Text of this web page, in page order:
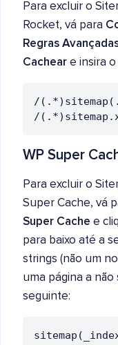
Para excluir o
Rocket, vá para
Regras
Cachear e insira
/
WP Super
Para excluir o
Super Cache, vá
Super Cache e
para baixo até a
strings (não um
uma página a não
seguinte: